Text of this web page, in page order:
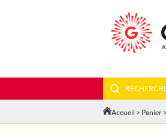
Accueil > Panier >